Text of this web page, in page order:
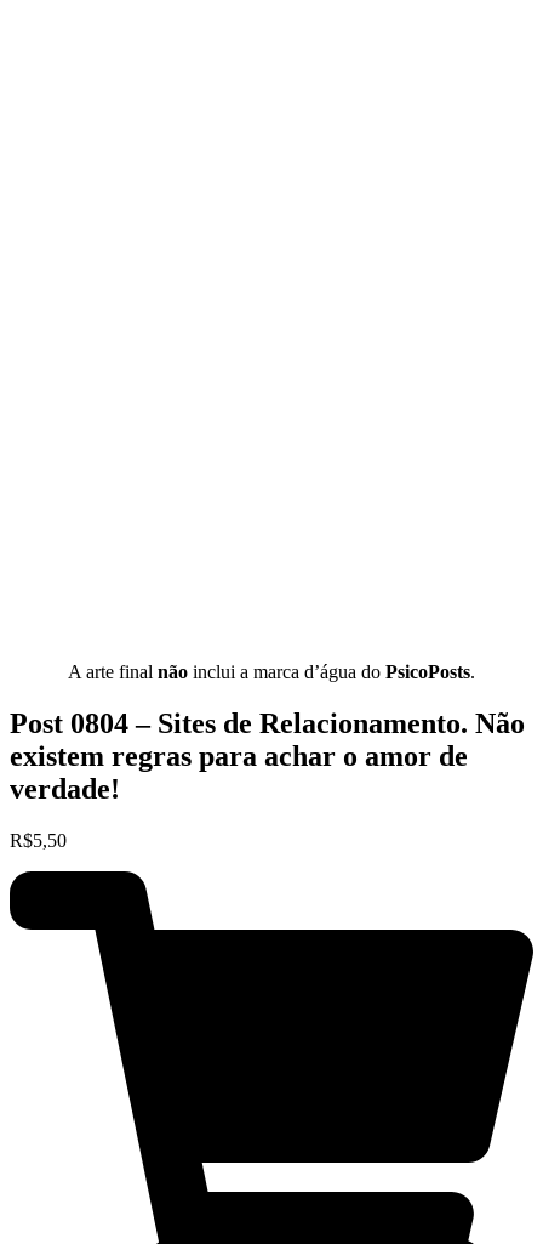
A arte final não inclui a marca d’água do PsicoPosts.
Post 0804 – Sites de Relacionamento. Não
existem regras para achar o amor de
verdade!
R$5,50